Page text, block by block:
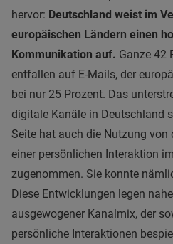
hervor: Deutschland weist im
europäischen Ländern einen
Kommunikation auf. Ganze 42
entfallen auf E-Mails, der
bei nur 25 Prozent. Das
digitale Kanäle in Deutschland
Seite hat auch die Nutzung
einer persönlichen Interaktion
zugenommen. Sie konnte
Diese Entwicklungen legen
ausgewogener Kanalmix, der
persönliche Interaktionen